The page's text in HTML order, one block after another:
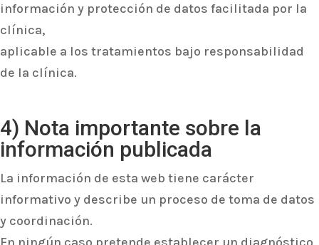
información y protección de datos facilitada por la
clínica,
aplicable a los tratamientos bajo responsabilidad
de la clínica.
4) Nota importante sobre la
información publicada
La información de esta web tiene carácter
informativo y describe un proceso de toma de datos
y coordinación.
En ningún caso pretende establecer un diagnóstico